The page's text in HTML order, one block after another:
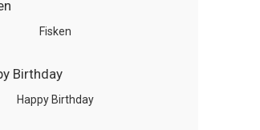
Fisken
Happy Birthday